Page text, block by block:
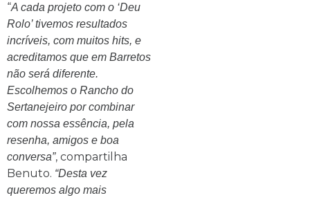
“A cada projeto com o ‘Deu
Rolo’ tivemos resultados
incríveis, com muitos hits, e
acreditamos que em Barretos
não será diferente.
Escolhemos o Rancho do
Sertanejeiro por combinar
com nossa essência, pela
resenha, amigos e boa
conversa”, compartilha
Benuto. “Desta vez
queremos algo mais